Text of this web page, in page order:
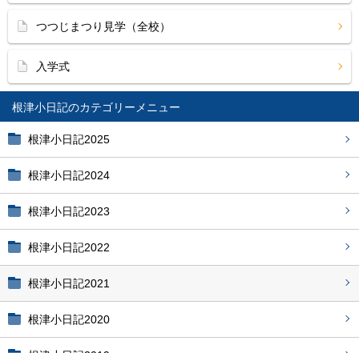
根津小日記
根津小日記2025
根津小日記2024
根津小日記2023
根津小日記2022
根津小日記2021
根津小日記2020
つつじまつり見学（全校）
入学式